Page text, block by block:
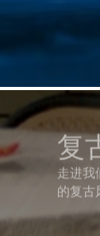
复
走进我
的复古